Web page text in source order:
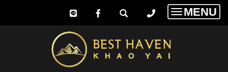
Toggle
MENU